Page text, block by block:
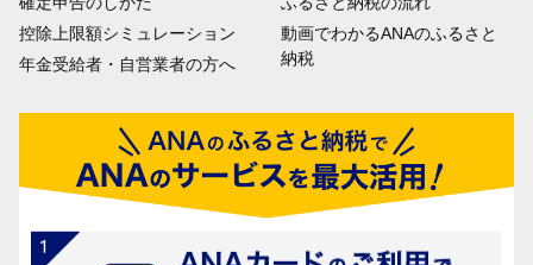
控除上限額シミュレーション
年金受給者・自営業者の方へ
動画でわかるANAのふるさと
納税